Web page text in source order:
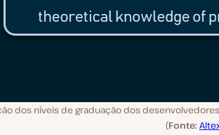
dos níveis de graduação dos
(Fonte: